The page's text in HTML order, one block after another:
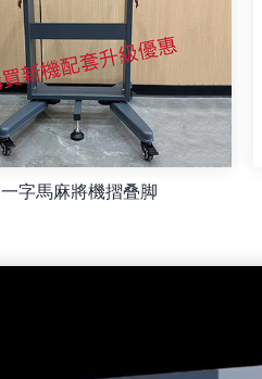
一字馬麻將機摺叠脚